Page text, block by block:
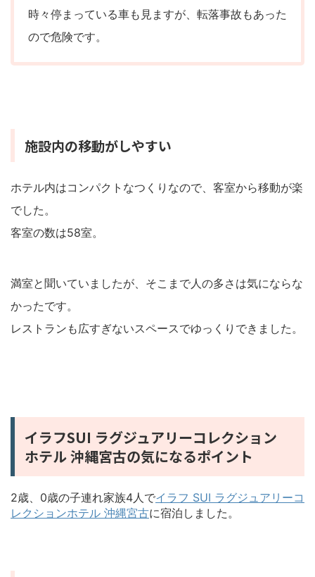
時々停まっている車も見ますが、転落事故もあった
ので危険です。
施設内の移動がしやすい
ホテル内はコンパクトなつくりなので、客室から移動が楽
でした。
客室の数は58室。
満室と聞いていましたが、そこまで人の多さは気にならな
かったです。
レストランも広すぎないスペースでゆっくりできました。
イラフSUI ラグジュアリーコレクション
ホテル 沖縄宮古の気になるポイント
2歳、0歳の子連れ家族4人でイラフ SUI ラグジュアリーコ
レクションホテル 沖縄宮古に宿泊しました。